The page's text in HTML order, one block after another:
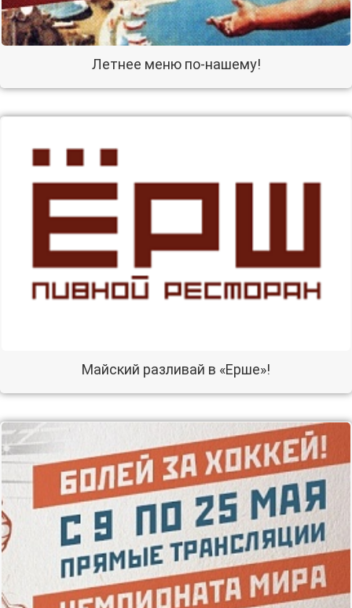
Летнее меню по-нашему!
Майский разливай в «Ерше»!